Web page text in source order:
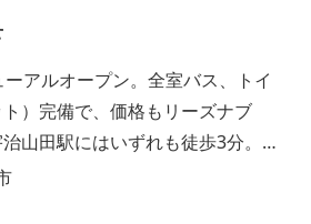
アルオープン。全室バス、トイ
）完備で、価格もリーズナブ
山田駅にはいずれも徒歩3分。ビ
クの外壁が目印です。